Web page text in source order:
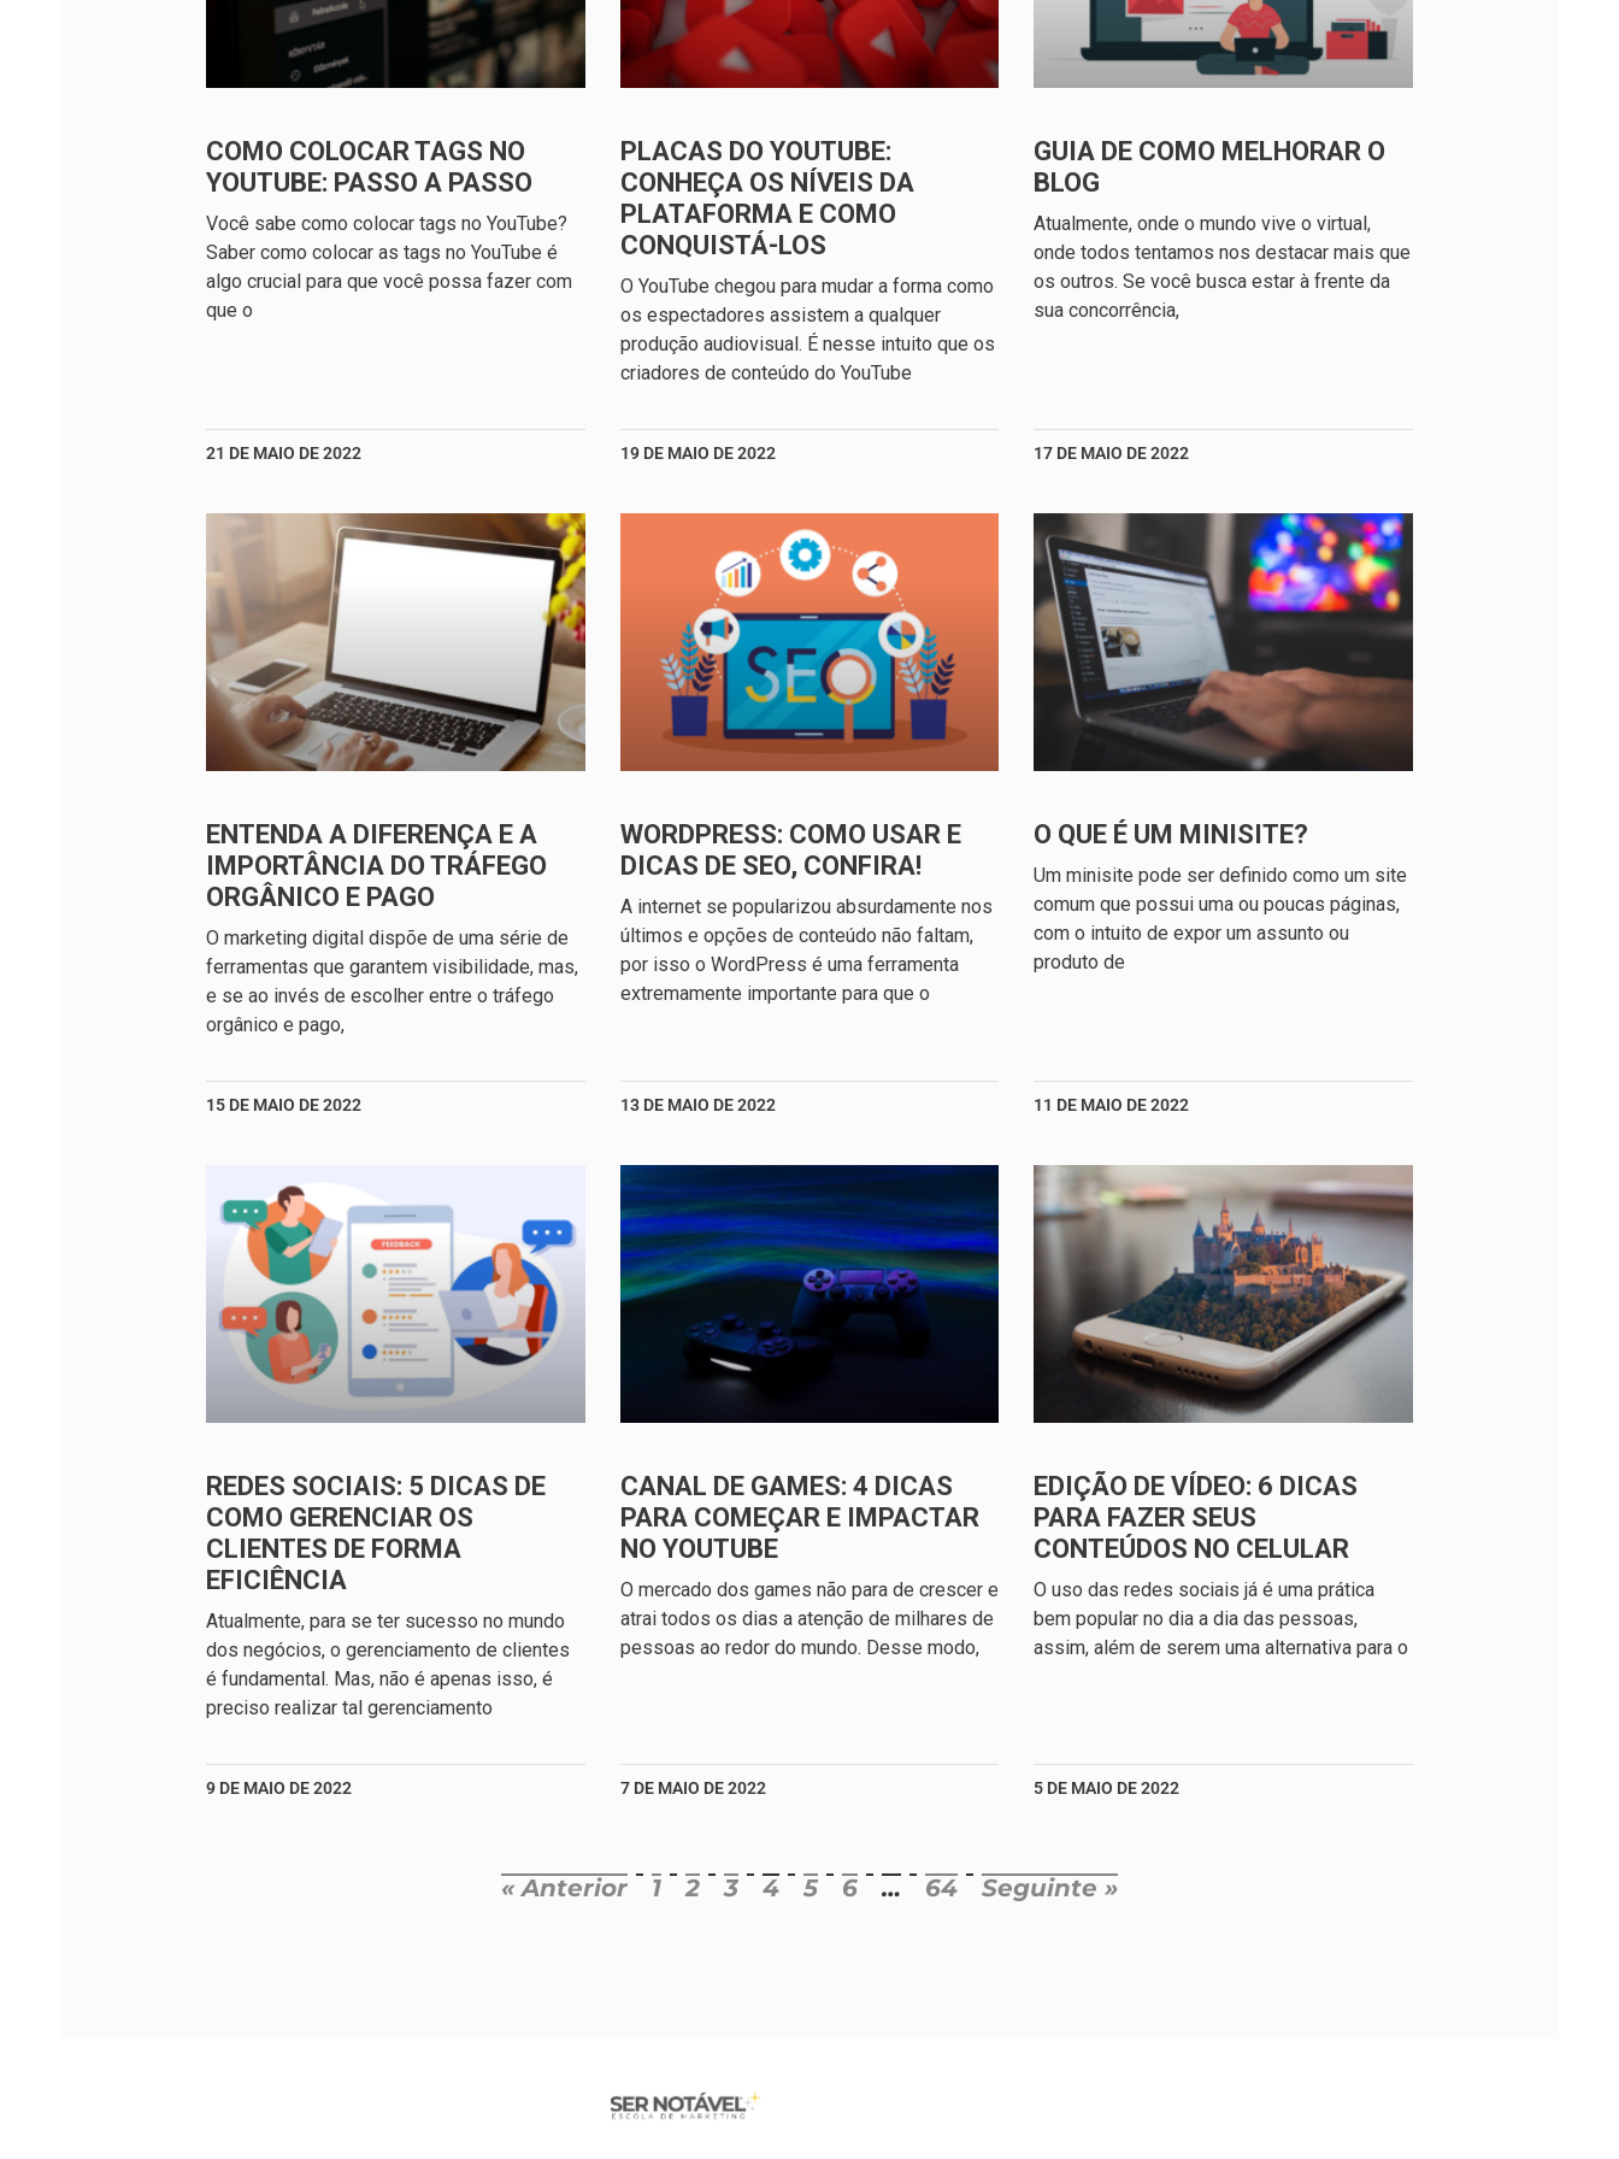
COMO COLOCAR TAGS NO
YOUTUBE: PASSO A PASSO
Você sabe como colocar tags no YouTube?
Saber como colocar as tags no YouTube é
algo crucial para que você possa fazer com
que o
21 DE MAIO DE 2022
PLACAS DO YOUTUBE:
CONHEÇA OS NÍVEIS DA
PLATAFORMA E COMO
CONQUISTÁ-LOS
O YouTube chegou para mudar a forma como
os espectadores assistem a qualquer
produção audiovisual. É nesse intuito que os
criadores de conteúdo do YouTube
19 DE MAIO DE 2022
GUIA DE COMO MELHORAR O
BLOG
Atualmente, onde o mundo vive o virtual,
onde todos tentamos nos destacar mais que
os outros. Se você busca estar à frente da
sua concorrência,
17 DE MAIO DE 2022
ENTENDA A DIFERENÇA E A
IMPORTÂNCIA DO TRÁFEGO
ORGÂNICO E PAGO
O marketing digital dispõe de uma série de
ferramentas que garantem visibilidade, mas,
e se ao invés de escolher entre o tráfego
orgânico e pago,
15 DE MAIO DE 2022
WORDPRESS: COMO USAR E
DICAS DE SEO, CONFIRA!
A internet se popularizou absurdamente nos
últimos e opções de conteúdo não faltam,
por isso o WordPress é uma ferramenta
extremamente importante para que o
13 DE MAIO DE 2022
O QUE É UM MINISITE?
Um minisite pode ser definido como um site
comum que possui uma ou poucas páginas,
com o intuito de expor um assunto ou
produto de
11 DE MAIO DE 2022
REDES SOCIAIS: 5 DICAS DE
COMO GERENCIAR OS
CLIENTES DE FORMA
EFICIÊNCIA
Atualmente, para se ter sucesso no mundo
dos negócios, o gerenciamento de clientes
é fundamental. Mas, não é apenas isso, é
preciso realizar tal gerenciamento
9 DE MAIO DE 2022
CANAL DE GAMES: 4 DICAS
PARA COMEÇAR E IMPACTAR
NO YOUTUBE
O mercado dos games não para de crescer e
atrai todos os dias a atenção de milhares de
pessoas ao redor do mundo. Desse modo,
7 DE MAIO DE 2022
EDIÇÃO DE VÍDEO: 6 DICAS
PARA FAZER SEUS
CONTEÚDOS NO CELULAR
O uso das redes sociais já é uma prática
bem popular no dia a dia das pessoas,
assim, além de serem uma alternativa para o
5 DE MAIO DE 2022
« Anterior 1 2 3 4 5 6 … 64 Seguinte »